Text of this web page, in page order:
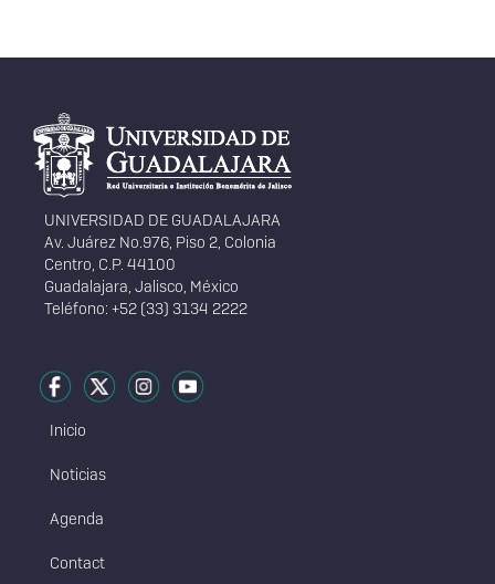
Información del portal
UNIVERSIDAD DE GUADALAJARA
Av. Juárez No.976, Piso 2, Colonia
Centro, C.P. 44100
Guadalajara, Jalisco, México
Teléfono: +52 (33) 3134 2222
Redes Sociales
principal
Inicio
Noticias
Agenda
Contact